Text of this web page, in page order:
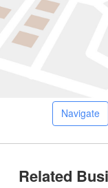
Navigate
Related